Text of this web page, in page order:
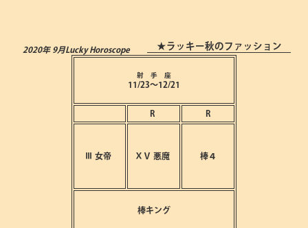
2020年 9月Lucky Horoscope ★ラッキー秋のファッション
射 手 座
11/23～12/21
R R
女帝 ⅩⅤ 悪魔 棒４
棒キング